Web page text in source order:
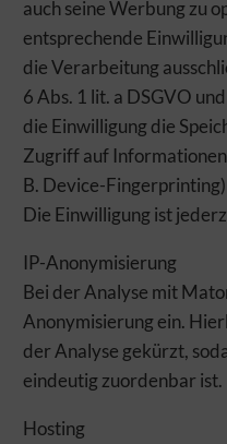
auch seine Werbung zu
entsprechende
die Verarbeitung
6 Abs. 1 lit. a DSGVO
die Einwilligung die
Zugriff auf
B. Device-Fingerprinting)
Die Einwilligung ist
IP-Anonymisierung
Bei der Analyse mit
Anonymisierung ein.
der Analyse gekürzt,
eindeutig zuordenbar ist.
Hosting
ordnungsgemäße
diese kann unsere Website
Dies gilt insbesondere für
Weiterentwicklung unseres
Abrechnungszwecken
Form der Sicherung der
Interessen. Erforderliche
nicht deaktiviert werden.
FUNKTIONAL/STATISTIK
Mithilfe dieser Cookies und
Datenverkehr und die
Design bzw. Inhalte zu
Optimierungsmaßnahmen
Benutzererlebnis ständig zu
Abspielen von Videos.